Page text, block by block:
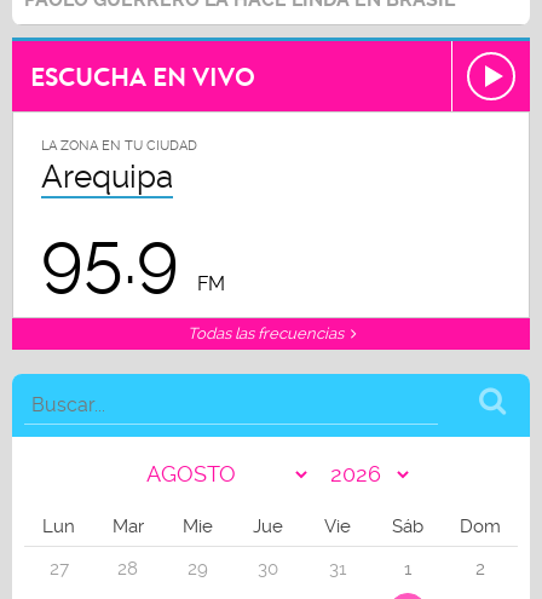
ESCUCHA EN VIVO
LA ZONA EN TU CIUDAD
Arequipa
95.9 FM
Todas las frecuencias
Lun Mar Mie Jue Vie Sáb
Dom
27
28 29 30 31 1
2